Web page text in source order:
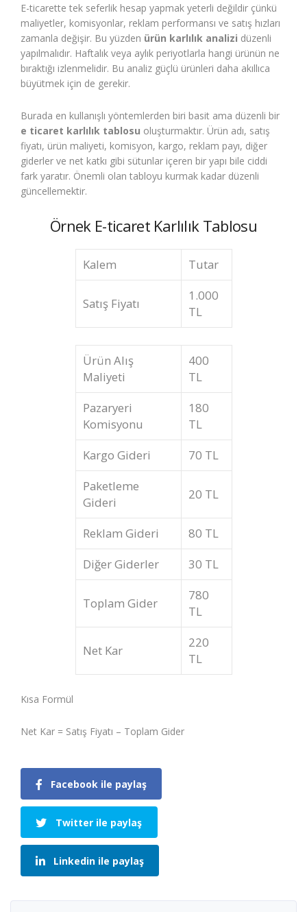
E-ticarette tek seferlik hesap yapmak yeterli değildir çünkü
maliyetler, komisyonlar, reklam performansı ve satış hızları
zamanla değişir. Bu yüzden ürün karlılık analizi düzenli
yapılmalıdır. Haftalık veya aylık periyotlarla hangi ürünün ne
bıraktığı izlenmelidir. Bu analiz güçlü ürünleri daha akıllıca
büyütmek için de gerekir.
Burada en kullanışlı yöntemlerden biri basit ama düzenli bir
e ticaret karlılık tablosu oluşturmaktır. Ürün adı, satış
fiyatı, ürün maliyeti, komisyon, kargo, reklam payı, diğer
giderler ve net katkı gibi sütunlar içeren bir yapı bile ciddi
fark yaratır. Önemli olan tabloyu kurmak kadar düzenli
güncellemektir.
Örnek E-ticaret Karlılık Tablosu
Kalem Tutar
Satış Fiyatı
1.000
TL
Ürün Alış
Maliyeti
400
TL
Pazaryeri
Komisyonu
180
TL
Kargo Gideri
70 TL
Paketleme
Gideri
20 TL
Reklam Gideri
80 TL
Diğer Giderler
30 TL
Toplam Gider
780
TL
Net Kar
220
TL
Kısa Formül
Net Kar = Satış Fiyatı – Toplam Gider
Facebook ile paylaş
Twitter ile paylaş
Linkedin ile paylaş